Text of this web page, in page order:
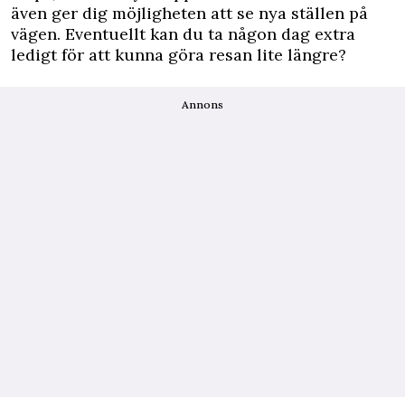
även ger dig möjligheten att se nya ställen på
vägen. Eventuellt kan du ta någon dag extra
ledigt för att kunna göra resan lite längre?
Annons